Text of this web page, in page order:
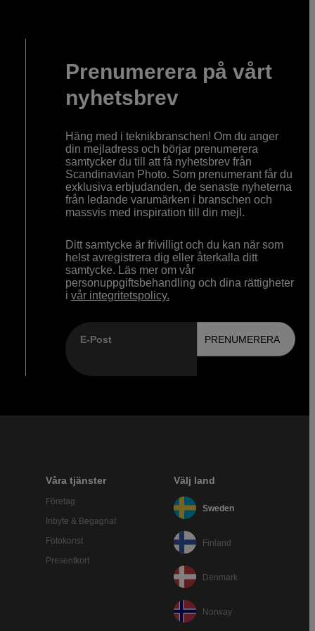
Prenumerera på vårt
nyhetsbrev
Häng med i teknikbranschen! Om du anger
din mejladress och börjar prenumerera
samtycker du till att få nyhetsbrev från
Scandinavian Photo. Som prenumerant får du
exklusiva erbjudanden, de senaste nyheterna
från ledande varumärken i branschen och
massvis med inspiration till din mejl.
Ditt samtycke är frivilligt och du kan när som
helst avregistrera dig eller återkalla ditt
samtycke. Läs mer om vår
personuppgiftsbehandling och dina rättigheter
i vår integritetspolicy.
E-Post PRENUMERERA
Våra tjänster
Företag
Inbyte & Begagnat
Fotokonst
Presentkort
Välj land
Sweden
Finland
Denmark
Norway